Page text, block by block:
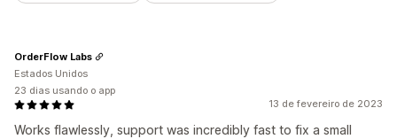
13 de fevereiro de 2023
Works flawlessly, support was incredibly fast to fix a small
OrderFlow Labs
Estados Unidos
23 dias usando o app